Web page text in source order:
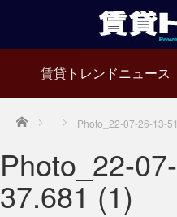
賃貸トレンドニュース
Home Photo_22-07-26-13-
Photo_22-
37.681 (1)